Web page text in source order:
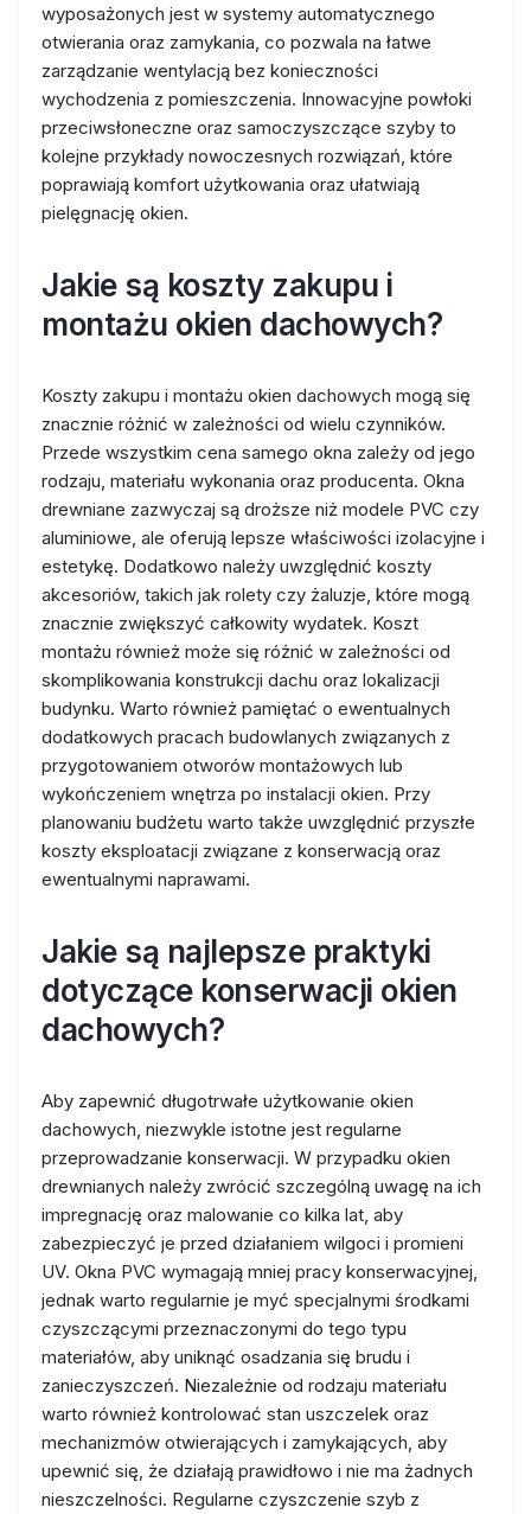
wyposażonych jest w systemy automatycznego
otwierania oraz zamykania, co pozwala na łatwe
zarządzanie wentylacją bez konieczności
wychodzenia z pomieszczenia. Innowacyjne powłoki
przeciwsłoneczne oraz samoczyszczące szyby to
kolejne przykłady nowoczesnych rozwiązań, które
poprawiają komfort użytkowania oraz ułatwiają
pielęgnację okien.
Jakie są koszty zakupu i
montażu okien dachowych?
Koszty zakupu i montażu okien dachowych mogą się
znacznie różnić w zależności od wielu czynników.
Przede wszystkim cena samego okna zależy od jego
rodzaju, materiału wykonania oraz producenta. Okna
drewniane zazwyczaj są droższe niż modele PVC czy
aluminiowe, ale oferują lepsze właściwości izolacyjne i
estetykę. Dodatkowo należy uwzględnić koszty
akcesoriów, takich jak rolety czy żaluzje, które mogą
znacznie zwiększyć całkowity wydatek. Koszt
montażu również może się różnić w zależności od
skomplikowania konstrukcji dachu oraz lokalizacji
budynku. Warto również pamiętać o ewentualnych
dodatkowych pracach budowlanych związanych z
przygotowaniem otworów montażowych lub
wykończeniem wnętrza po instalacji okien. Przy
planowaniu budżetu warto także uwzględnić przyszłe
koszty eksploatacji związane z konserwacją oraz
ewentualnymi naprawami.
Jakie są najlepsze praktyki
dotyczące konserwacji okien
dachowych?
Aby zapewnić długotrwałe użytkowanie okien
dachowych, niezwykle istotne jest regularne
przeprowadzanie konserwacji. W przypadku okien
drewnianych należy zwrócić szczególną uwagę na ich
impregnację oraz malowanie co kilka lat, aby
zabezpieczyć je przed działaniem wilgoci i promieni
UV. Okna PVC wymagają mniej pracy konserwacyjnej,
jednak warto regularnie je myć specjalnymi środkami
czyszczącymi przeznaczonymi do tego typu
materiałów, aby uniknąć osadzania się brudu i
zanieczyszczeń. Niezależnie od rodzaju materiału
warto również kontrolować stan uszczelek oraz
mechanizmów otwierających i zamykających, aby
upewnić się, że działają prawidłowo i nie ma żadnych
nieszczelności. Regularne czyszczenie szyb z